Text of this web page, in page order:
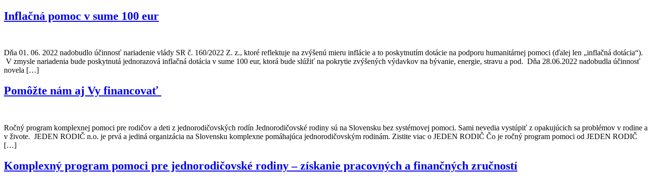
Inflačná pomoc v sume 100 eur
Dňa 01. 06. 2022 nadobudlo účinnosť nariadenie vlády SR č. 160/2022 Z. z., ktoré reflektuje na zvýšenú mieru inflácie a to poskytnutím dotácie na podporu humanitárnej pomoci (ďalej len „inflačná dotácia“).
V zmysle nariadenia bude poskytnutá jednorazová inflačná dotácia v sume 100 eur, ktorá bude slúžiť na pokrytie zvýšených výdavkov na bývanie, energie, stravu a pod. Dňa 28.06.2022 nadobudla účinnosť
novela […]
Pomôžte nám aj Vy financovať
Ročný program komplexnej pomoci pre rodičov a deti z jednorodičovských rodín Jednorodičovské rodiny sú na Slovensku bez systémovej pomoci. Sami nevedia vystúpiť z opakujúcich sa problémov v rodine a
v živote. JEDEN RODIČ n.o. je prvá a jediná organizácia na Slovensku komplexne pomáhajúca jednorodičovským rodinám. Zistite viac o JEDEN RODIČ Čo je ročný program pomoci od JEDEN RODIČ
[…]
Komplexný program pomoci pre jednorodičovské rodiny – získanie pracovných a finančných zručností